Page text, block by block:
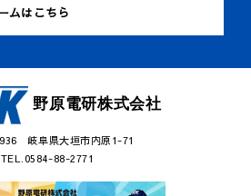
ムはこちら
野原電研株式会社
岐阜県大垣市内原1-71
TEL.0584-88-2771